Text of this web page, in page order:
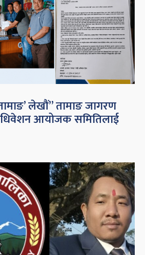
लेखौं” तामाङ जागरण
आयोजक समितिलाई